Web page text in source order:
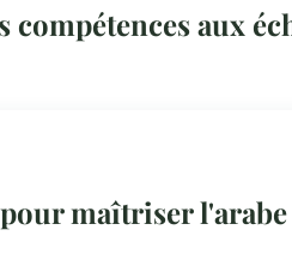
compétences aux
maîtriser